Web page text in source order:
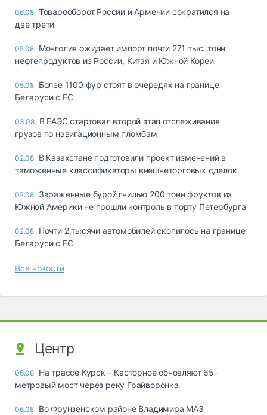
06.08 Товарооборот России и Армении сократился на
две трети
05.08 Монголия ожидает импорт почти 271 тыс. тонн
нефтепродуктов из России, Китая и Южной Кореи
05.08 Более 1100 фур стоят в очередях на границе
Беларуси с ЕС
03.08 В ЕАЭС стартовал второй этап отслеживания
грузов по навигационным пломбам
02.08 В Казахстане подготовили проект изменений в
таможенные классификаторы внешнеторговых сделок
02.08 Зараженные бурой гнилью 200 тонн фруктов из
Южной Америки не прошли контроль в порту Петербурга
02.08 Почти 2 тысячи автомобилей скопилось на границе
Беларуси с ЕС
Все новости
Центр
06.08 На трассе Курск – Касторное обновляют 65-
метровый мост через реку Грайворонка
06.08 Во Фрунзенском районе Владимира МАЗ